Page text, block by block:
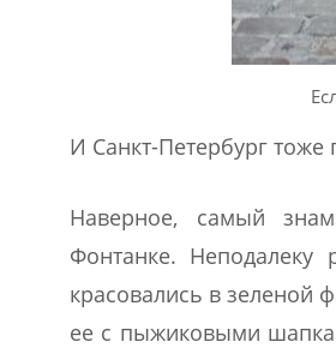
И Санкт-Петербург тоже
Наверное, самый
Фонтанке. Неподалеку
красовались в
ее с пыжиковыми